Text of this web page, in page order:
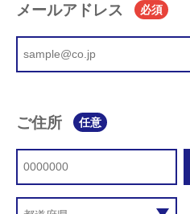
メールアドレス 必須
ご住所 任意